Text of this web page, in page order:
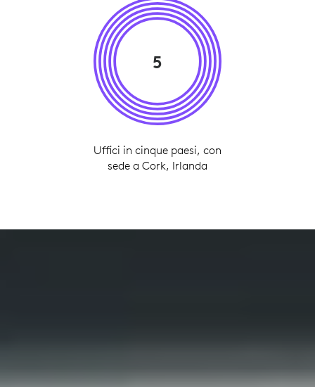
5
Uffici in cinque paesi, con
sede a Cork, Irlanda